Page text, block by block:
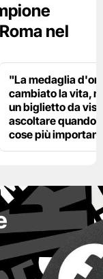
nel
"La medaglia
cambiato la vita,
un biglietto da
ascoltare quando
cose più